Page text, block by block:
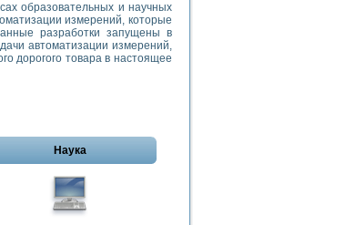
образовательных и научных
измерений, которые
разработки запущены в
автоматизации измерений,
дорогого товара в настоящее
Наука